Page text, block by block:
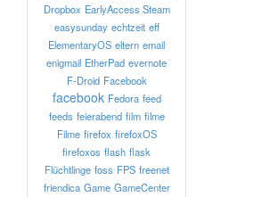
Dropbox EarlyAccess Steam
easysunday echtzeit eff
ElementaryOS eltern email
enigmail EtherPad evernote
F-Droid Facebook
facebook Fedora feed
feeds feierabend film filme
Filme firefox firefoxOS
firefoxos flash flask
Flüchtlinge foss FPS freenet
friendica Game GameCenter